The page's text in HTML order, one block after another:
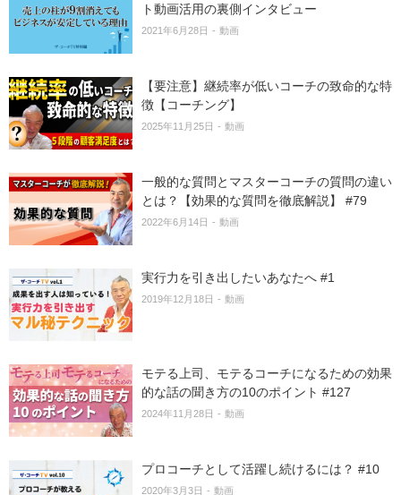
ト動画活用の裏側インタビュー
2021年6月28日 動画
【要注意】継続率が低いコーチの致命的な特
徴【コーチング】
2025年11月25日 動画
一般的な質問とマスターコーチの質問の違い
とは？【効果的な質問を徹底解説】 #79
2022年6月14日 動画
実行力を引き出したいあなたへ #1
2019年12月18日 動画
モテる上司、モテるコーチになるための効果
的な話の聞き方の10のポイント #127
2024年11月28日 動画
プロコーチとして活躍し続けるには？ #10
2020年3月3日 動画